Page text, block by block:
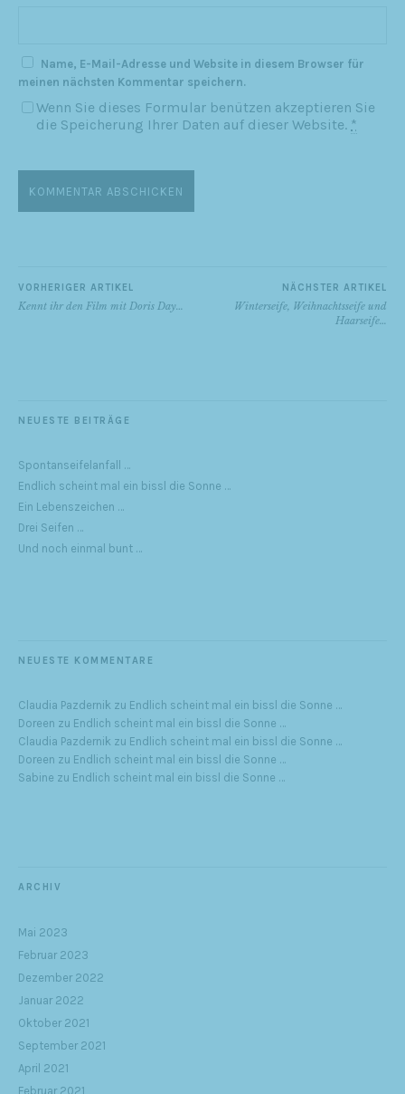
Name, E-Mail-Adresse und Website in diesem Browser für
meinen nächsten Kommentar speichern.
Wenn Sie dieses Formular benützen akzeptieren Sie
die Speicherung Ihrer Daten auf dieser Website. *
VORHERIGER ARTIKEL
Kennt ihr den Film mit Doris Day…
NÄCHSTER ARTIKEL
Winterseife, Weihnachtsseife und
Haarseife…
NEUESTE BEITRÄGE
Spontanseifelanfall …
Endlich scheint mal ein bissl die Sonne …
Ein Lebenszeichen …
Drei Seifen …
Und noch einmal bunt …
NEUESTE KOMMENTARE
Claudia Pazdernik zu Endlich scheint mal ein bissl die Sonne …
Doreen zu Endlich scheint mal ein bissl die Sonne …
Claudia Pazdernik zu Endlich scheint mal ein bissl die Sonne …
Doreen zu Endlich scheint mal ein bissl die Sonne …
Sabine zu Endlich scheint mal ein bissl die Sonne …
ARCHIV
Mai 2023
Februar 2023
Dezember 2022
Januar 2022
Oktober 2021
September 2021
April 2021
Februar 2021